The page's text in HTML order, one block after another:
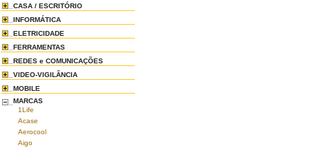
CASA / ESCRITÓRIO
INFORMÁTICA
ELETRICIDADE
FERRAMENTAS
REDES e COMUNICAÇÕES
VIDEO-VIGILÂNCIA
MOBILE
MARCAS
1Life
Acase
Aerocool
Aigo